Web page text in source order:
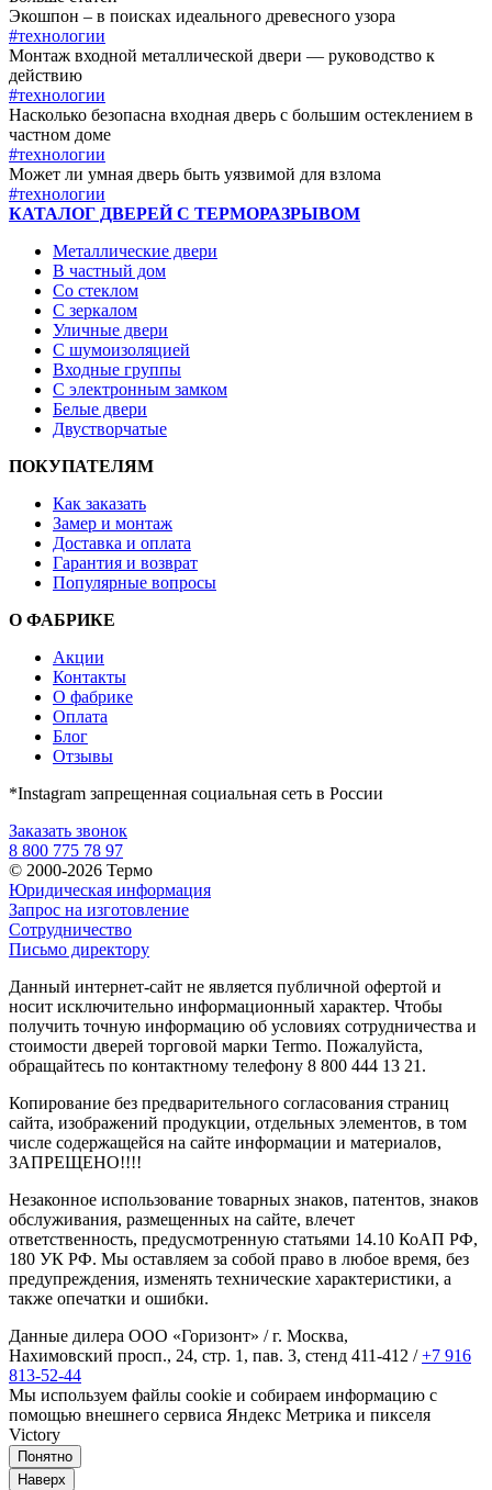
Экошпон – в поисках идеального древесного узора
#технологии
Монтаж входной металлической двери — руководство к
действию
#технологии
Насколько безопасна входная дверь с большим остеклением в
частном доме
#технологии
Может ли умная дверь быть уязвимой для взлома
#технологии
КАТАЛОГ ДВЕРЕЙ С ТЕРМОРАЗРЫВОМ
Металлические двери
В частный дом
Со стеклом
С зеркалом
Уличные двери
С шумоизоляцией
Входные группы
С электронным замком
Белые двери
Двустворчатые
ПОКУПАТЕЛЯМ
Как заказать
Замер и монтаж
Доставка и оплата
Гарантия и возврат
Популярные вопросы
О ФАБРИКЕ
Акции
Контакты
О фабрике
Оплата
Блог
Отзывы
*Instagram запрещенная социальная сеть в России
Заказать звонок
8 800 775 78 97
© 2000-2026 Термо
Юридическая информация
Запрос на изготовление
Сотрудничество
Письмо директору
Данный интернет-сайт не является публичной офертой и
носит исключительно информационный характер. Чтобы
получить точную информацию об условиях сотрудничества и
стоимости дверей торговой марки Termo. Пожалуйста,
обращайтесь по контактному телефону 8 800 444 13 21.
Копирование без предварительного согласования страниц
сайта, изображений продукции, отдельных элементов, в том
числе содержащейся на сайте информации и материалов,
ЗАПРЕЩЕНО!!!!
Незаконное использование товарных знаков, патентов, знаков
обслуживания, размещенных на сайте, влечет
ответственность, предусмотренную статьями 14.10 КоАП РФ,
180 УК РФ. Мы оставляем за собой право в любое время, без
предупреждения, изменять технические характеристики, а
также опечатки и ошибки.
Данные дилера ООО «Горизонт» / г. Москва,
Нахимовский просп., 24, стр. 1, пав. 3, стенд 411-412 /+7 916
813-52-44
Мы используем файлы cookie и собираем информацию с
помощью внешнего сервиса Яндекс Метрика и пикселя
Victory
Понятно
Наверх